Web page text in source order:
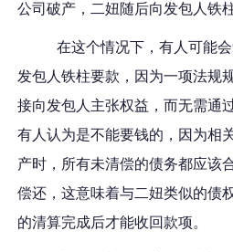
公司破产， 二妞随后向发包人铁
在这个情况下，有人可能会
发包人铁柱要款，因为一项法规
接向发包人主张权益，而无需通
有人认为是不能要钱的，因为相
产时，所有未清偿的债务都应该
偿还 ，这意味着与二妞类似的债
的清算完成后才能收回款项。